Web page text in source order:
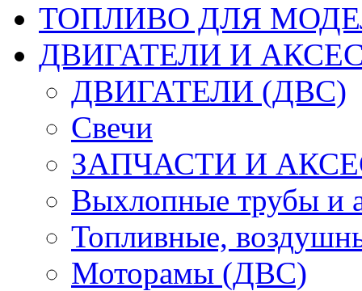
ТОПЛИВО ДЛЯ
ДВИГАТЕЛИ И
ДВИГАТЕЛИ (ДВС)
Свечи
ЗАПЧАСТИ И
Выхлопные трубы и
Топливные,
Моторамы (ДВС)